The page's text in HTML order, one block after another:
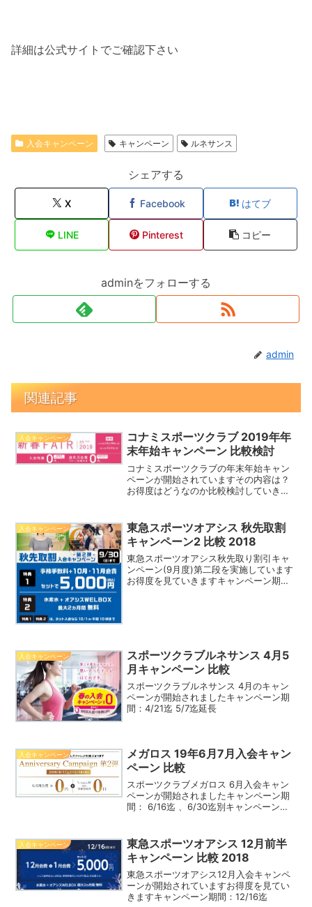
詳細は公式サイトでご確認下さい
入会キャンペーン キャンペーン ルネサンス
シェアする
X Facebook はてブ
LINE Pinterest コピー
adminをフォローする
admin
関連記事
入会キャンペーン
コナミスポーツクラブ 2019年年
末年始キャンペーン 比較検討
コナミスポーツクラブの年末年始キャン
ペーンが開始されていますその内容は？
お得度はどうなのか比較検討していきま
入会キャンペーン
東急スポーツオアシス 秋先取割
キャンペーン2 比較 2018
東急スポーツオアシス秋先取り割引キャ
ンペーン(9月度)第二段を実施しています
お得度を見ていきますキャンペーン期
入会キャンペーン
スポーツクラブルネサンス 4月5
月キャンペーン 比較
スポーツクラブルネサンス 4月のキャン
ペーンが開始されましたキャンペーン期
間：4/21迄 5/7迄延長
入会キャンペーン
メガロス 19年6月7月入会キャン
ペーン 比較
スポーツクラブメガロス 6月入会キャン
ペーンが開始されましたキャンペーン期
間： 6/16迄 、6/30迄別キャンペーン、
入会キャンペーン
東急スポーツオアシス 12月前半
キャンペーン 比較 2018
東急スポーツオアシス12月入会キャンペ
ーンが開始されていますお得度を見てい
きますキャンペーン期間：12/16迄